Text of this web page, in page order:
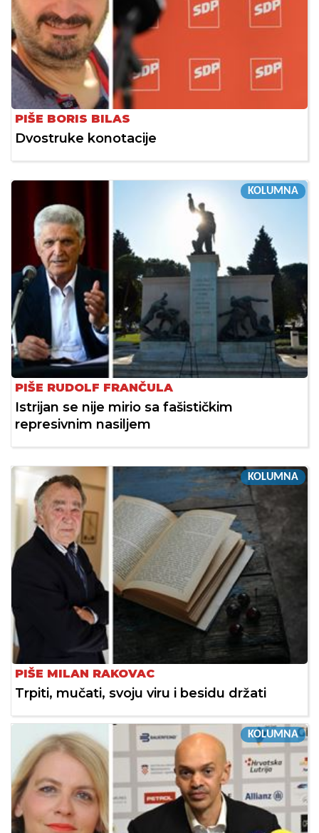
PIŠE BORIS BILAS
Dvostruke konotacije
KOLUMNA
PIŠE RUDOLF FRANČULA
Istrijan se nije mirio sa fašističkim
represivnim nasiljem
KOLUMNA
PIŠE MILAN RAKOVAC
Trpiti, mučati, svoju viru i besidu držati
KOLUMNA